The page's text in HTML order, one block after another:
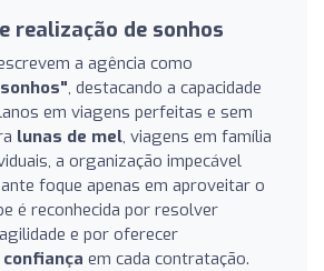
realização de sonhos
a agência como
, destacando a capacidade
em viagens perfeitas e sem
lunas de mel, viagens em família
a organização impecável
foque apenas em aproveitar o
é reconhecida por resolver
e por oferecer
confiança em cada contratação.